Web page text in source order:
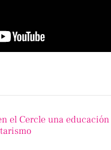
el Cercle una educación